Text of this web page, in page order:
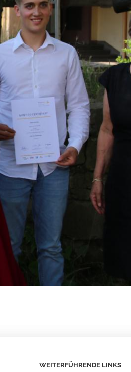
WEITERFÜHRENDE LINKS